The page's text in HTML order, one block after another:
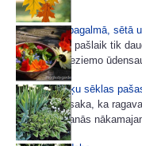
Miķeļdiena pagalmā, sētā
Dārzā darbu pašlaik tik
viršu dobi; Ieziemo
Ievācam puķu sēklas
Veci ļaudis saka, ka
Arī gatavošanās